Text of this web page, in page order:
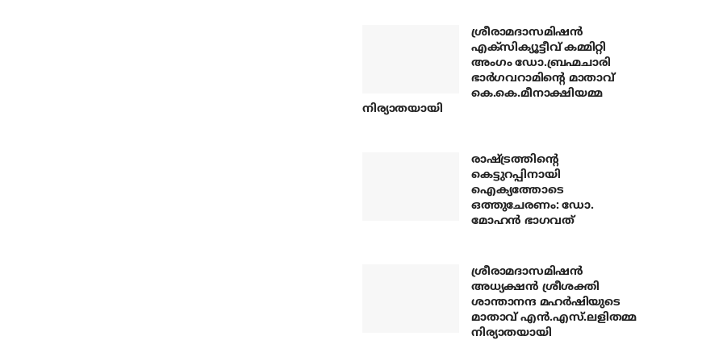
ശ്രീരാമദാസമിഷന്‍
എക്‌സിക്യൂട്ടീവ് കമ്മിറ്റി
അംഗം ഡോ.ബ്രഹ്മചാരി
ഭാര്‍ഗവറാമിന്റെ മാതാവ്
കെ.കെ.മീനാക്ഷിയമ്മ
നിര്യാതയായി
രാഷ്ട്രത്തിന്റെ
കെട്ടുറപ്പിനായി
ഐക്യത്തോടെ
ഒത്തുചേരണം: ഡോ.
മോഹന്‍ ഭാഗവത്
ശ്രീരാമദാസമിഷന്‍
അധ്യക്ഷന്‍ ശ്രീശക്തി
ശാന്താനന്ദ മഹര്‍ഷിയുടെ
മാതാവ് എന്‍.എസ്.ലളിതമ്മ
നിര്യാതയായി